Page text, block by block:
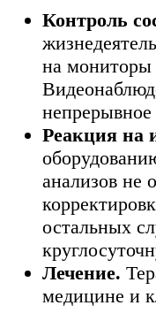
Контроль
на мониторы
Реакция на
анализов не
остальных
Лечение.
медицине и